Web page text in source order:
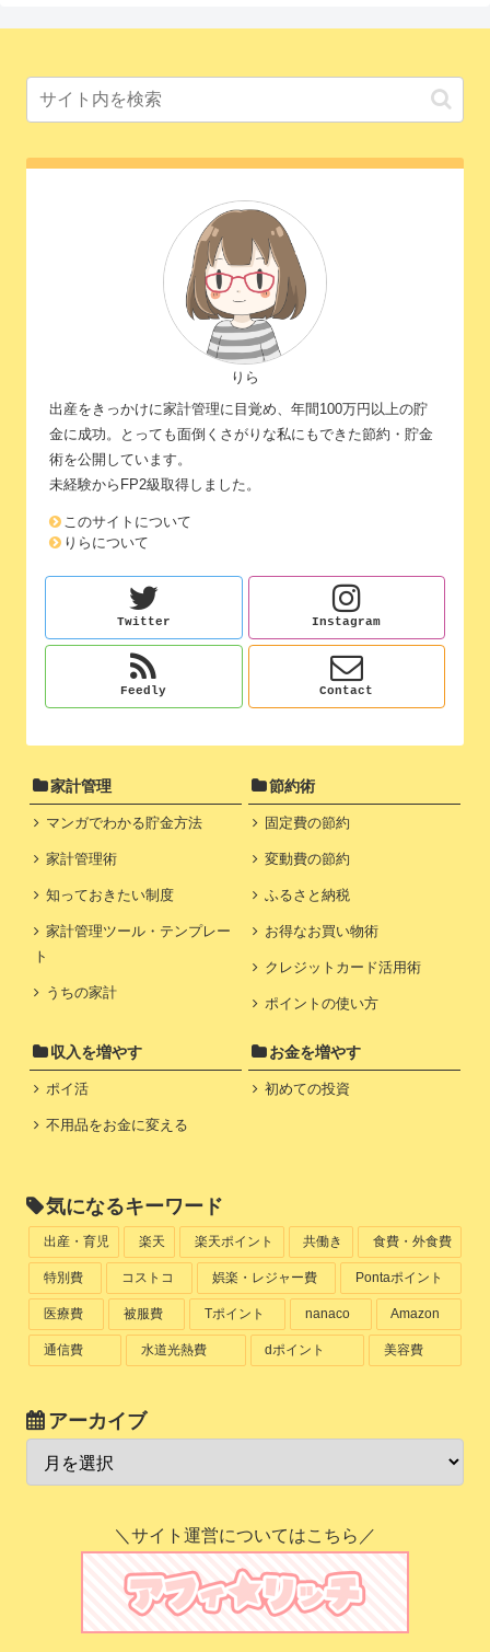
りら
出産をきっかけに家計管理に目覚め、年間100万円以上の貯
金に成功。とっても面倒くさがりな私にもできた節約・貯金
術を公開しています。
未経験からFP2級取得しました。
このサイトについて
りらについて
Twitter Instagram
Feedly Contact
家計管理
マンガでわかる貯金方法
家計管理術
知っておきたい制度
家計管理ツール・テンプレー
ト
うちの家計
節約術
固定費の節約
変動費の節約
ふるさと納税
お得なお買い物術
クレジットカード活用術
ポイントの使い方
収入を増やす
ポイ活
不用品をお金に変える
お金を増やす
初めての投資
気になるキーワード
出産・育児 楽天 楽天ポイント 共働き 食費・外食費
特別費 コストコ 娯楽・レジャー費 Pontaポイント
医療費 被服費 Tポイント nanaco Amazon
通信費 水道光熱費 dポイント 美容費
アーカイブ
＼サイト運営についてはこちら／